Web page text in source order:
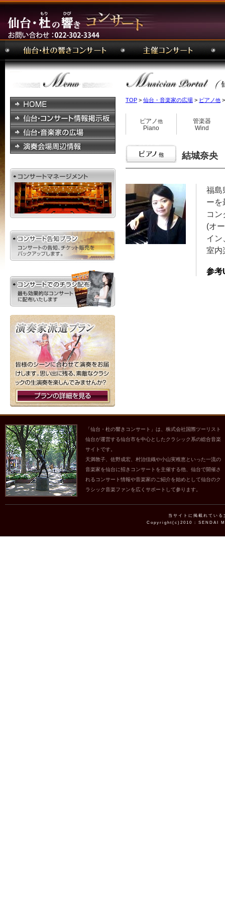
TOP > 仙台・音楽家の広場 > ピアノ他
ピアノ他
Piano
管楽器
Wind
結城奈
福島
ーを
コ
(オ
イン
室内
参考
「仙台・杜の響きコンサート」は、株式会社国際ツーリスト
仙台が運営する仙台市を中心としたクラシック系の総合音楽
サイトです。
天満敦子、佐野成宏、村治佳織や小山実稚恵といった一流の
音楽家を仙台に招きコンサートを主催する他、仙台で開催さ
れるコンサート情報や音楽家のご紹介を始めとして仙台のク
ラシック音楽ファンを広くサポートして参ります。
当サイトに掲載れてい
Copyright(c)2010 : SENDAI